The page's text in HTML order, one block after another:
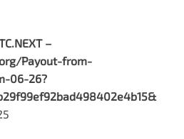
–
Payout-from-
06-26?